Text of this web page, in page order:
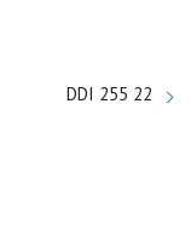
DDI 255 22